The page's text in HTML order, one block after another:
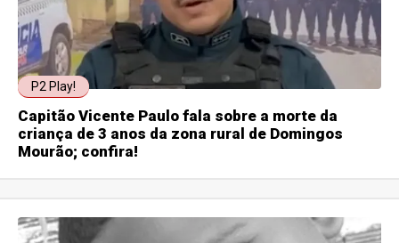
P2 Play!
Capitão Vicente Paulo fala sobre a morte da
criança de 3 anos da zona rural de Domingos
Mourão; confira!